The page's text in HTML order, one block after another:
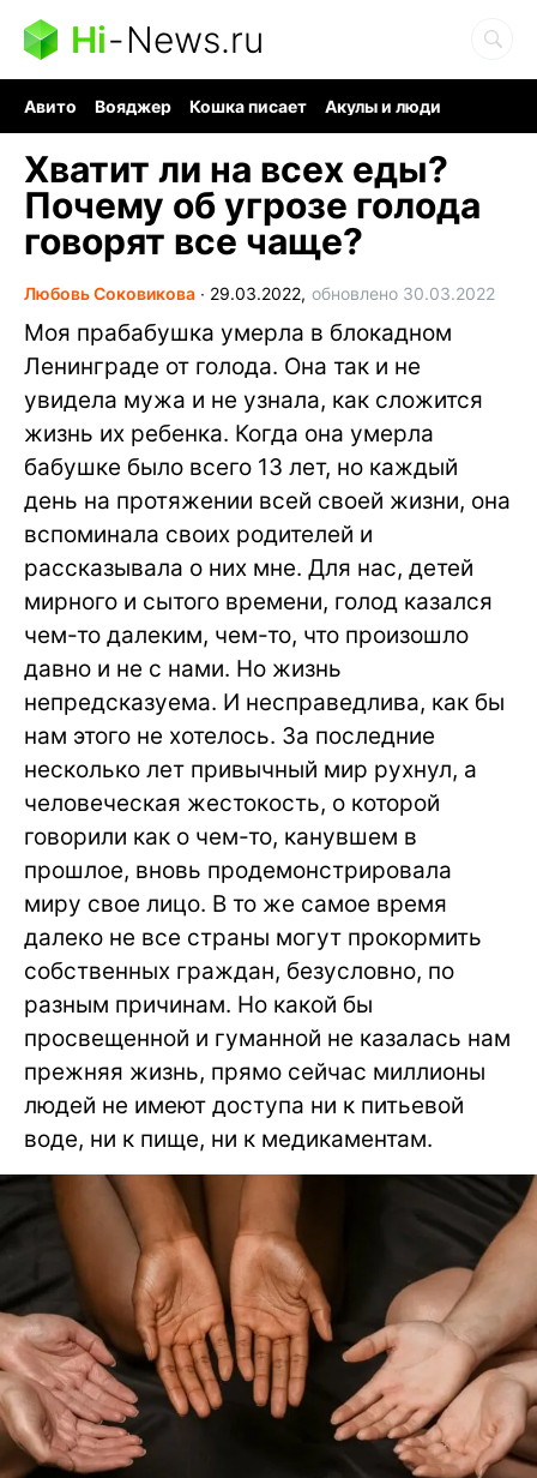
Hi-News.ru
Авито Вояджер Кошка писает
Акулы и люди
Хватит ли на всех еды?
Почему об угрозе голода
говорят все чаще?
Любовь Соковикова ∙ 29.03.2022, обновлено 30.03.2022
Моя прабабушка умерла в блокадном
Ленинграде от голода. Она так и не
увидела мужа и не узнала, как сложится
жизнь их ребенка. Когда она умерла
бабушке было всего 13 лет, но каждый
день на протяжении всей своей жизни, она
вспоминала своих родителей и
рассказывала о них мне. Для нас, детей
мирного и сытого времени, голод казался
чем-то далеким, чем-то, что произошло
давно и не с нами. Но жизнь
непредсказуема. И несправедлива, как бы
нам этого не хотелось. За последние
несколько лет привычный мир рухнул, а
человеческая жестокость, о которой
говорили как о чем-то, канувшем в
прошлое, вновь продемонстрировала
миру свое лицо. В то же самое время
далеко не все страны могут прокормить
собственных граждан, безусловно, по
разным причинам. Но какой бы
просвещенной и гуманной не казалась нам
прежняя жизнь, прямо сейчас миллионы
людей не имеют доступа ни к питьевой
воде, ни к пище, ни к медикаментам.